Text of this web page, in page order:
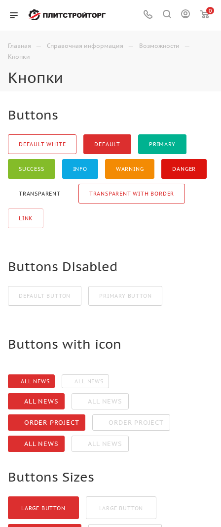
0
Главная — Справочная информация — Возможности —
Кнопки
Кнопки
Buttons
DEFAULT WHITE DEFAULT PRIMARY
SUCCESS INFO WARNING DANGER
TRANSPARENT TRANSPARENT WITH BORDER
LINK
Buttons Disabled
DEFAULT BUTTON PRIMARY BUTTON
Buttons with icon
ALL NEWS ALL NEWS
ALL NEWS ALL NEWS
ORDER PROJECT ORDER PROJECT
ALL NEWS ALL NEWS
Buttons Sizes
LARGE BUTTON LARGE BUTTON